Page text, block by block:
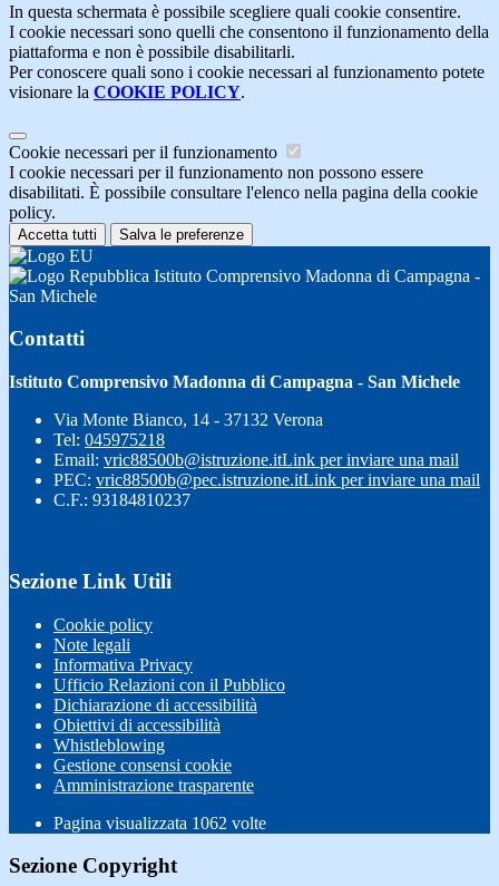
In questa schermata è possibile scegliere quali cookie consentire.
I cookie necessari sono quelli che consentono il funzionamento della
piattaforma e non è possibile disabilitarli.
Per conoscere quali sono i cookie necessari al funzionamento potete
visionare la COOKIE POLICY.
Cookie necessari per il funzionamento
I cookie necessari per il funzionamento non possono essere
disabilitati. È possibile consultare l'elenco nella pagina della cookie
policy.
Accetta tutti Salva le preferenze
Istituto Comprensivo Madonna di Campagna -
San Michele
Contatti
Istituto Comprensivo Madonna di Campagna - San Michele
Via Monte Bianco, 14 - 37132 Verona
Tel: 045975218
Email: vric88500b@istruzione.itLink per inviare una mail
PEC: vric88500b@pec.istruzione.itLink per inviare una mail
C.F.: 93184810237
Sezione Link Utili
Cookie policy
Note legali
Informativa Privacy
Ufficio Relazioni con il Pubblico
Dichiarazione di accessibilità
Obiettivi di accessibilità
Whistleblowing
Gestione consensi cookie
Amministrazione trasparente
Pagina visualizzata 1062 volte
Sezione Copyright